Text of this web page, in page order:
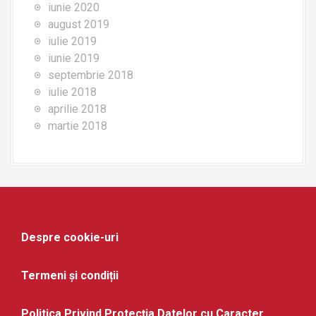
iunie 2020
august 2019
iulie 2019
iunie 2019
septembrie 2018
iulie 2018
aprilie 2018
martie 2018
Despre cookie-uri
Termeni și condiții